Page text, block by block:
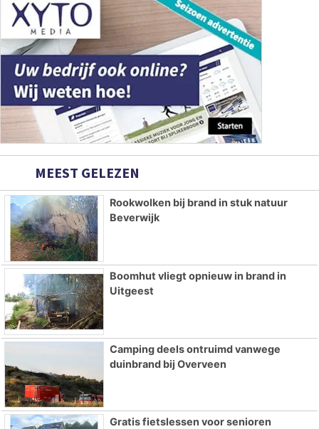
MEEST GELEZEN
Rookwolken bij brand in stuk natuur
Beverwijk
Boomhut vliegt opnieuw in brand in
Uitgeest
Camping deels ontruimd vanwege
duinbrand bij Overveen
Gratis fietslessen voor senioren